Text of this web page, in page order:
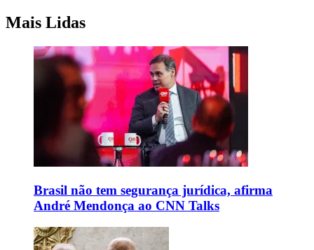
Mais Lidas
Brasil não tem segurança jurídica, afirma
André Mendonça ao CNN Talks